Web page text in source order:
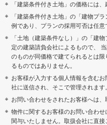
「建築条件付き土地」の価格には、
「建築条件付き土地」の「建物プ
例であり、プランの採用可否は任意
「土地（建築条件なし）」の「建
定の建築請負会社によるもので、
のものが同価格で建てられるとは
るものではありません。
お客様が入力する個人情報を含む
社に送信され、そこで管理されます。
お問い合わせをされたお客様へは、
物件に関するお客様のお問い合わ
関与いたしません。取扱会社に直接